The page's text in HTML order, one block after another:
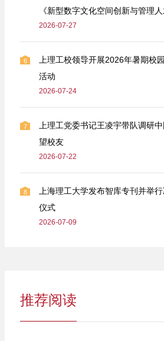
《新型数字文化空间创新与管理
2026-07-27
6
上理工校领导开展2026年暑期校
活动
2026-07-24
7
上理工党委书记王凌宇带队调研
望校友
2026-07-22
8
上海理工大学发布智库专刊并举
仪式
2026-07-09
推荐阅读